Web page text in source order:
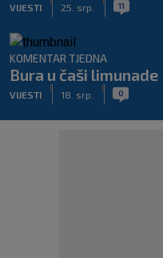
VIJESTI 25. srp. 11
KOMENTAR TJEDNA
Bura u čaši limunade
VIJESTI 18. srp. 0